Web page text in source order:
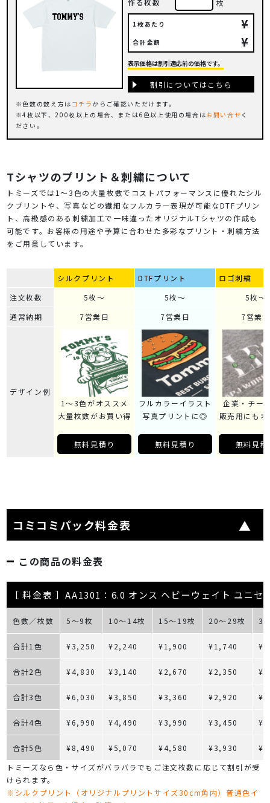
作る枚数
枚
1枚あたり ¥
合計金額 ¥
色数の数え方は コチラからご確認いただけます。
4枚以下、200枚以上の場合、または6色以上使用の場合はお問い合せ く
ださい。
表示価格は割引適応前の価格です。
割引についてはこちら
Tシャツのプリント＆刺繍について
トミーズでは1～3色の大量枚数でコストパフォーマンスに優れたシル
クプリントや、写真などの繊細なフルカラー表現が可能なDTFプリン
ト、高級感のある刺繍加工で一味違ったオリジナルTシャツの作成も
可能です。お客様の用途や予算に合わせた多彩なプリント・刺繍方法
をご用意しています。
シルクプリント DTFプリント
ロゴ刺繍
注文枚数
5枚～ 5枚～
5枚～
通常納期
7営業日 7営業日 7営業
デザイン例
1～3色がオススメ
大量枚数がお買い得
無料見積り
フルカラーイラスト
写真プリントに◎
無料見積り
企業・チー
販売用にも
無料見積
コミコミパック料金表
この商品の料金表
［ 料金表 ］AA1301：6.0 オンス ヘビーウェイト ユニセ
色数／枚数 5～9枚 10～14枚 15～19枚 20～29枚
合計1色 ¥3,250 ¥2,240 ¥1,900 ¥1,740
合計2色 ¥4,830 ¥3,140 ¥2,670 ¥2,350
合計3色 ¥6,030 ¥3,850 ¥3,360 ¥2,920
合計4色 ¥6,990 ¥4,490 ¥3,990 ¥3,450
合計5色 ¥8,490 ¥5,070 ¥4,580 ¥3,930
トミーズなら色・サイズがバラバラでもご注文枚数に応じて割引が受
けられます。
※シルクプリント（オリジナルプリントサイズ30cm角内）普通色イ